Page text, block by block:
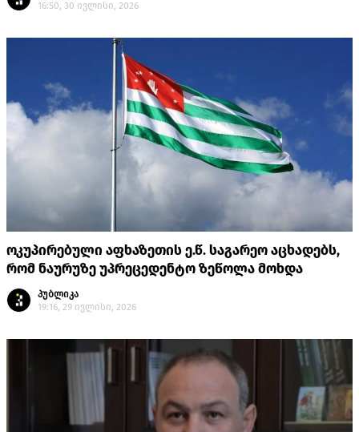
16:50, 30 ივლისი, 2026
ოკუპირებული აფხაზეთის ე.წ. საგარეო აცხადებს,
რომ ნაურუზე უპრეცედენტო ზეწოლა მოხდა
პუბლიკა
19:16, 29 ივლისი, 2026